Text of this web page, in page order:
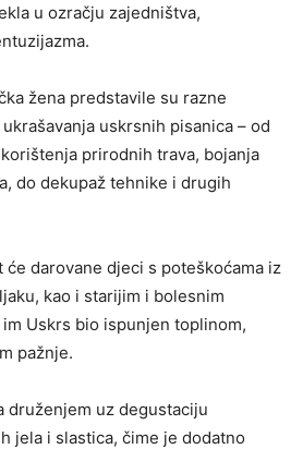
u ozračju zajedništva,
žena predstavile su razne
uskrsnih pisanica – od
prirodnih trava, bojanja
do dekupaž tehnike i drugih
će darovane djeci s poteškoćama iz
kao i starijim i bolesnim
Uskrs bio ispunjen toplinom,
pažnje.
druženjem uz degustaciju
jela i slastica, čime je dodatno